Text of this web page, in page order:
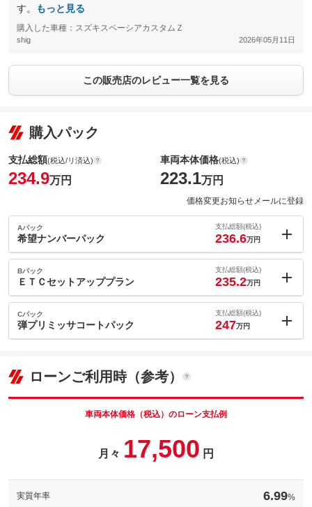
す。
もっと見る
購入した車種：スズキスペーシアカスタムＺ
shig 2026年05月11日
この販売店のレビュー一覧を見る
購入パック
支払総額(税込/リ済込)
234.9万円
車両本体価格(税込)
223.1万円
価格変更お知らせメールに登録
Aパック
希望ナンバーパック
支払総額(税込)
236.6万円
内：オプシ
ョン価格
(税込)
車両本体価
223.1万円
このパックの見積もり依頼（無料）
Bパック
ＥＴＣセットアッププラン
支払総額(税込)
235.2万円
内：オプシ
ョン価格
(税込)
車両本体価
パック内容
Cパック
弾プリミッサコートパック
支払総額(税込)
247万円
車両本体価
223.1
ローンご利用時（参考）
車両本体価格（税込）のローン支払例
月々 17,500 円
実質年率 6.99%